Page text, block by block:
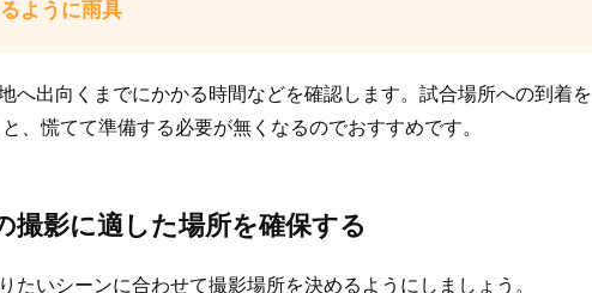
ように雨具
へ出向くまでにかかる時間などを確認します。試合場所への到着を
、慌てて準備する必要が無くなるのでおすすめです。
影に適した場所を確保する
たいシーンに合わせて撮影場所を決めるようにしましょう。